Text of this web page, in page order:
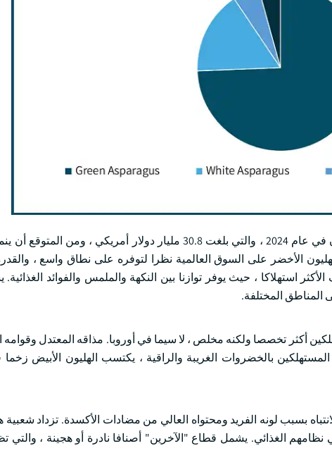
استحوذ قطاع الهليون الأخضر على 74.3٪ من حصة سوق الهليون في عام 2024 ، والتي بلغت 30.8 مليار دولار
5.1٪ من عام 2025 إلى عام 2034. يهيمن الهليون الأخضر على السوق العالمية نظرا لتوفره على نطاق واسع
استهلاكا ، حيث يوفر توازنا بين النكهة والملمس والفوائد الغذائية.
المناطق المختلفة.
أكثر تخصصا ولكنه مخلص ، لا سيما في أوروبا. مذاقه المعتدل
المستهلكين بالخضروات الغريبة والراقية ، يكتسب الهليون الأبيض
بسبب لونه الفريد ومحتواه العالي من مضادات الأكسدة. تزداد شعبية
نظامهم الغذائي. يشمل قطاع "الآخرين" أصنافا نادرة أو هجينة ، والتي